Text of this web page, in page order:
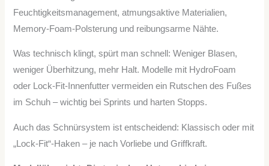
Feuchtigkeitsmanagement, atmungsaktive Materialien,
Memory-Foam-Polsterung und reibungsarme Nähte.
Was technisch klingt, spürt man schnell: Weniger Blasen,
weniger Überhitzung, mehr Halt. Modelle mit HydroFoam
oder Lock-Fit-Innenfutter vermeiden ein Rutschen des Fußes
im Schuh – wichtig bei Sprints und harten Stopps.
Auch das Schnürsystem ist entscheidend: Klassisch oder mit
„Lock-Fit“-Haken – je nach Vorliebe und Griffkraft.